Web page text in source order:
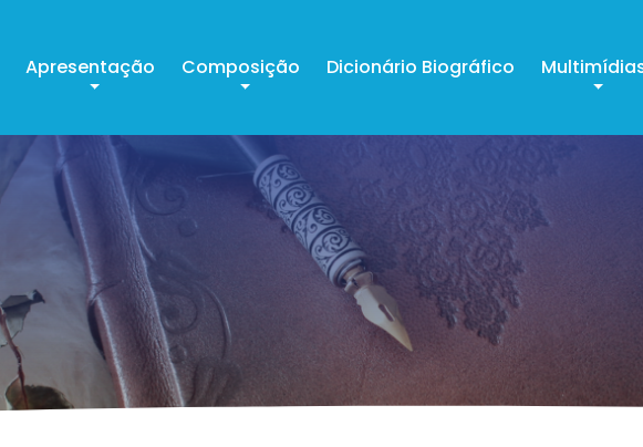
Apresentação Composição Dicionário Biográfico